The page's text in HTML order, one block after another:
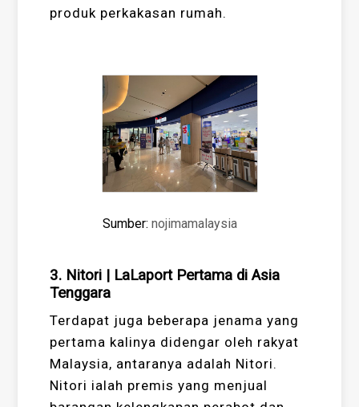
produk perkakasan rumah.
Sumber: nojimamalaysia
3. Nitori | LaLaport Pertama di Asia
Tenggara
Terdapat juga beberapa jenama yang
pertama kalinya didengar oleh rakyat
Malaysia, antaranya adalah Nitori.
Nitori ialah premis yang menjual